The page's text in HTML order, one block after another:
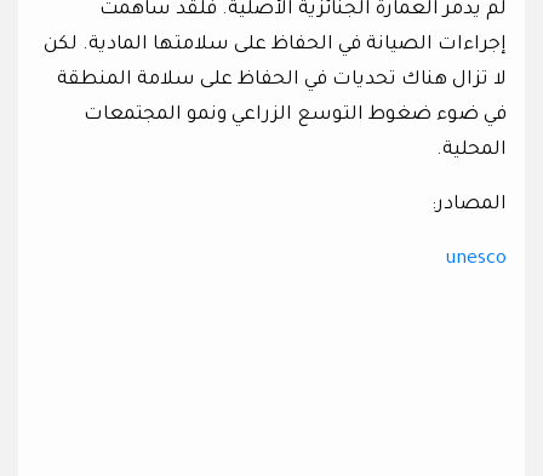
لم يدمر العمارة الجنائزية الأصلية. فلقد ساهمت
إجراءات الصيانة في الحفاظ على سلامتها المادية. لكن
لا تزال هناك تحديات في الحفاظ على سلامة المنطقة
في ضوء ضغوط التوسع الزراعي ونمو المجتمعات
المحلية.
المصادر:
unesco